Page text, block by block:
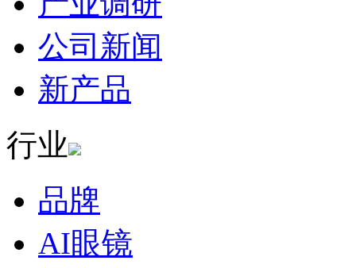
公司新闻
新产品
行业
品牌
AI眼镜